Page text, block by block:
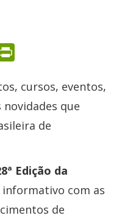
cursos, eventos,
novidades que
de
Edição da
com as
de